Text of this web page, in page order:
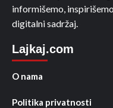
informišemo,
digitalni sadržaj.
Lajkaj.com
O nama
Politika privatnosti